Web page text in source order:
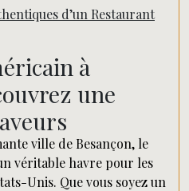
d’un Restaurant
à
une
ville de Besançon, le
véritable havre pour les
Unis. Que vous soyez un